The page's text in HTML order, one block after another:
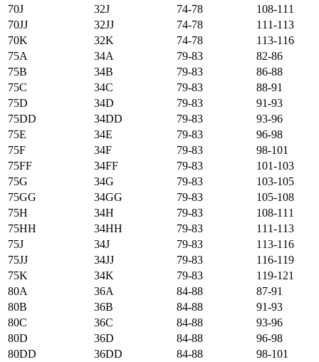
70J
32J 74-78
108-111
70JJ
32JJ 74-78
111-113
70K
32K 74-78
113-116
75А
34А 79-83
82-86
75B
34B 79-83
86-88
75C
34C 79-83
88-91
75D
34D 79-83
91-93
75DD
34DD 79-83
93-96
75E
34E 79-83
96-98
75F
34F 79-83
98-101
75FF
34FF 79-83
101-103
75G
34G 79-83
103-105
75GG
34GG 79-83
105-108
75H
34H 79-83
108-111
75HH
34HH 79-83
111-113
75J
34J 79-83
113-116
75JJ
34JJ 79-83
116-119
75K
34K 79-83
119-121
80А
36А 84-88
87-91
80B
36B 84-88
91-93
80C
36C 84-88
93-96
80D
36D 84-88
96-98
80DD
36DD 84-88
98-101